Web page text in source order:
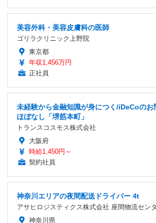
美容外科・美容皮膚科の医師
ゴリラクリニック上野院
東京都
年収1,456万円
正社員
未経験から金融知識が身につく/iDeCoのお
ほぼなし「堺筋本町」
トランスコスモス株式会社
大阪府
時給1,450円～
契約社員
神奈川エリアの夜間配送ドライバー 4t
アサヒロジスティクス株式会社 座間物流セン
神奈川県